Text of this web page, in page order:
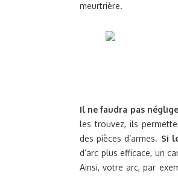
meurtrière.
Il ne faudra pas
les trouvez, ils
des pièces d’armes. Si
d’arc plus efficace, un
Ainsi, votre arc, par